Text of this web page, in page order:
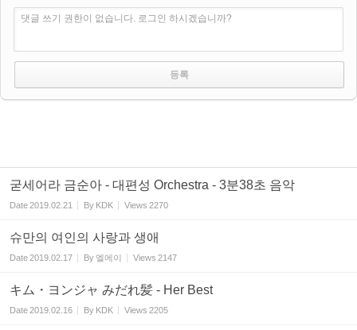
댓글 쓰기 권한이 없습니다. 로그인 하시겠습니까?
굳세어라 금순아 - 대편성 Orchestra - 3분38초 음악
Date2019.02.21 By KDK Views 2270
슈만의 여인의 사랑과 생애
Date2019.02.17 By엘에이 Views 2147
キム・ヨンジャ みだれ髪 - Her Best
Date2019.02.16 By KDK Views 2205